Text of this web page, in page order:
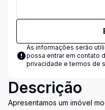
As informações serão
possa entrar em contato
privacidade e termos de
Descrição
Apresentamos um imóvel